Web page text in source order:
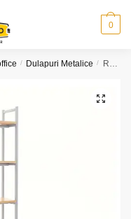
0
/ Dulapuri Metalice / Raft metalic arhivare 6 polite L800
🔍